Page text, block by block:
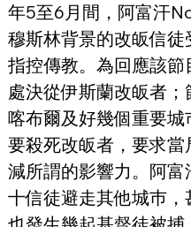
年5至6月間，阿富汗
穆斯林背景的改皈信
指控傳教。為回應該
處決從伊斯蘭改皈者
喀布爾及好幾個重要
要殺死改皈者，要求
減所謂的影響力。阿
十信徒避走其他城巿